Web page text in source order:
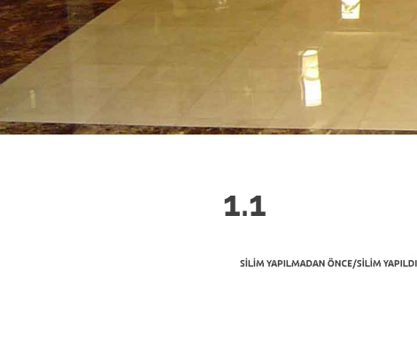
işini
itina
1.1